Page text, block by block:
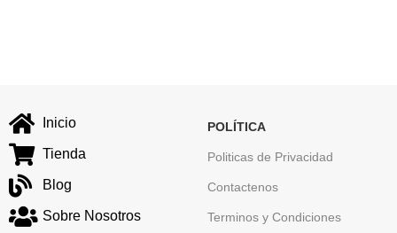
Inicio
Tienda
Blog
Sobre Nosotros
POLÍTICA
Politicas de Privacidad
Contactenos
Terminos y Condiciones